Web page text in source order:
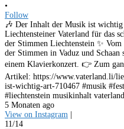
•
Follow
🎶 Der Inhalt der Musik ist
Liechtensteiner Vaterland für das
der Stimmen Liechtenstein ✨
der Stimmen in Vaduz und
einem Klavierkonzert. 👉 Zum
Artikel: https://www.vaterland.li/
ist-wichtig-art-710467 #musik
#liechtenstein musikinhalt vaterland
5 Monaten ago
View on Instagram |
11/14